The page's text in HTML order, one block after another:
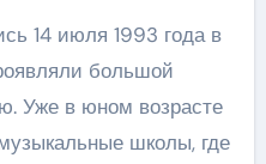
14 июля 1993 года в
большой
Уже в юном возрасте
школы, где